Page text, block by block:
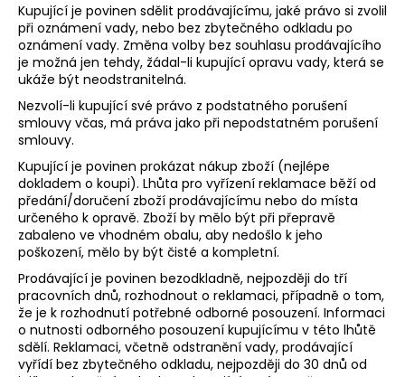
Kupující je povinen sdělit prodávajícímu, jaké právo si zvolil
při oznámení vady, nebo bez zbytečného odkladu po
oznámení vady. Změna volby bez souhlasu prodávajícího
je možná jen tehdy, žádal-li kupující opravu vady, která se
ukáže být neodstranitelná.
Nezvolí-li kupující své právo z podstatného porušení
smlouvy včas, má práva jako při nepodstatném porušení
smlouvy.
Kupující je povinen prokázat nákup zboží (nejlépe
dokladem o koupi). Lhůta pro vyřízení reklamace běží od
předání/doručení zboží prodávajícímu nebo do místa
určeného k opravě. Zboží by mělo být při přepravě
zabaleno ve vhodném obalu, aby nedošlo k jeho
poškození, mělo by být čisté a kompletní.
Prodávající je povinen bezodkladně, nejpozději do tří
pracovních dnů, rozhodnout o reklamaci, případně o tom,
že je k rozhodnutí potřebné odborné posouzení. Informaci
o nutnosti odborného posouzení kupujícímu v této lhůtě
sdělí. Reklamaci, včetně odstranění vady, prodávající
vyřídí bez zbytečného odkladu, nejpozději do 30 dnů od